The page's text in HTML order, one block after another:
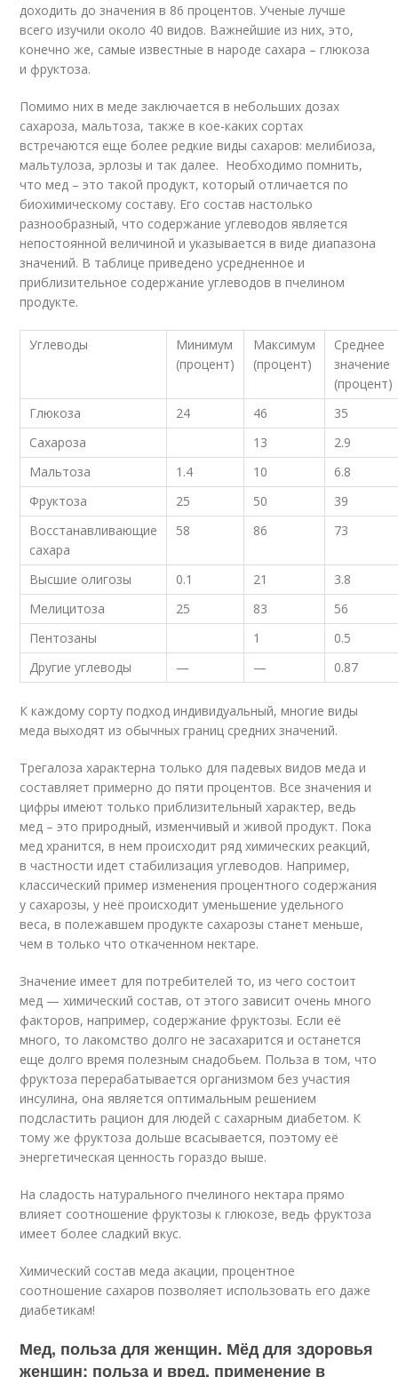
доходить до значения в 86 процентов. Ученые лучше
всего изучили около 40 видов. Важнейшие из них, это,
конечно же, самые известные в народе сахара – глюкоза
и фруктоза.
Помимо них в меде заключается в небольших дозах
сахароза, мальтоза, также в кое-каких сортах
встречаются еще более редкие виды сахаров: мелибиоза,
мальтулоза, эрлозы и так далее. Необходимо помнить,
что мед – это такой продукт, который отличается по
биохимическому составу. Его состав настолько
разнообразный, что содержание углеводов является
непостоянной величиной и указывается в виде диапазона
значений. В таблице приведено усредненное и
приблизительное содержание углеводов в пчелином
продукте.
Углеводы
Минимум
(процент)
Максимум
(процент)
Среднее
значение
(процент)
Глюкоза
24 46
35
Сахароза
13
2.9
Мальтоза
1.4 10
6.8
Фруктоза
25 50
39
Восстанавливающие
сахара
58 86 73
Высшие олигозы 0.1 21
3.8
Мелицитоза
25 83
56
Пентозаны
1
0.5
Другие углеводы
— — 0.87
К каждому сорту подход индивидуальный, многие виды
меда выходят из обычных границ средних значений.
Трегалоза характерна только для падевых видов меда и
составляет примерно до пяти процентов. Все значения и
цифры имеют только приблизительный характер, ведь
мед – это природный, изменчивый и живой продукт. Пока
мед хранится, в нем происходит ряд химических реакций,
в частности идет стабилизация углеводов. Например,
классический пример изменения процентного содержания
у сахарозы, у неё происходит уменьшение удельного
веса, в полежавшем продукте сахарозы станет меньше,
чем в только что откаченном нектаре.
Значение имеет для потребителей то, из чего состоит
мед — химический состав, от этого зависит очень много
факторов, например, содержание фруктозы. Если её
много, то лакомство долго не засахарится и останется
еще долго время полезным снадобьем. Польза в том, что
фруктоза перерабатывается организмом без участия
инсулина, она является оптимальным решением
подсластить рацион для людей с сахарным диабетом. К
тому же фруктоза дольше всасывается, поэтому её
энергетическая ценность гораздо выше.
На сладость натурального пчелиного нектара прямо
влияет соотношение фруктозы к глюкозе, ведь фруктоза
имеет более сладкий вкус.
Химический состав меда акации, процентное
соотношение сахаров позволяет использовать его даже
диабетикам!
Мед, польза для женщин. Мёд для здоровья
женщин: польза и вред, применение в